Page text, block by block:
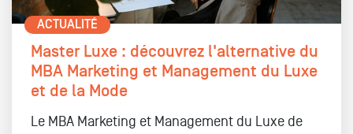
ACTUALITÉ
Master Luxe : découvrez l'alternative du
MBA Marketing et Management du Luxe
et de la Mode
Le MBA Marketing et Management du Luxe de